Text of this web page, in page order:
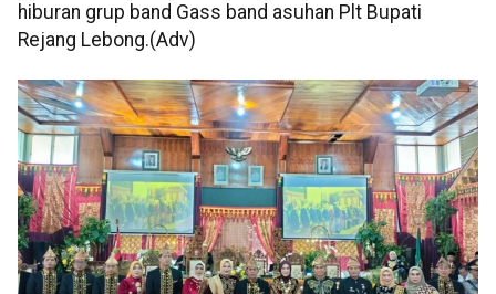
hiburan grup band Gass band asuhan Plt Bupati
Rejang Lebong.(Adv)